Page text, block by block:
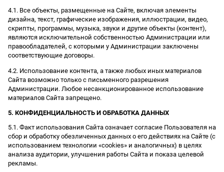
4.1. Все объекты, размещенные на Сайте, включая элементы
дизайна, текст, графические изображения, иллюстрации, видео,
скрипты, программы, музыка, звуки и другие объекты (контент),
являются исключительной собственностью Администрации или
правообладателей, с которыми у Администрации заключены
соответствующие договоры.
4.2. Использование контента, а также любых иных материалов
Сайта возможно только с письменного разрешения
Администрации. Любое несанкционированное использование
материалов Сайта запрещено.
5. КОНФИДЕНЦИАЛЬНОСТЬ И ОБРАБОТКА ДАННЫХ
5.1. Факт использования Сайта означает согласие Пользователя на
сбор и обработку обезличенных данных о его действиях на Сайте (с
использованием технологии «cookies» и аналогичных) в целях
анализа аудитории, улучшения работы Сайта и показа целевой
рекламы.